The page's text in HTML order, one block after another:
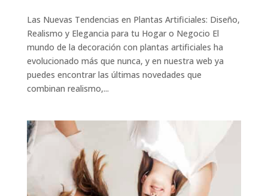
Las Nuevas Tendencias en Plantas Artificiales: Diseño,
Realismo y Elegancia para tu Hogar o Negocio El
mundo de la decoración con plantas artificiales ha
evolucionado más que nunca, y en nuestra web ya
puedes encontrar las últimas novedades que
combinan realismo,...